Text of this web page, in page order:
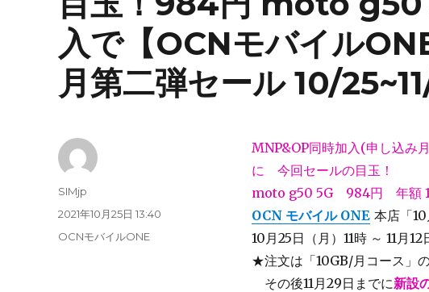
入で【OCNモバイル
月第二弾セール 10/
MNP&OP同時加入(申し込み
に 今回セールの目玉！
moto g50 5G 984円 年額
OCN モバイル ONE 本店「10
10月25日（月）11時 ～ 11月12
★注文は「10GB/月コース」
その後11月29日までに新設
投
稿
SIMjp
投
稿
2021年10月25日 13:40
カ
OCNモバイルONE